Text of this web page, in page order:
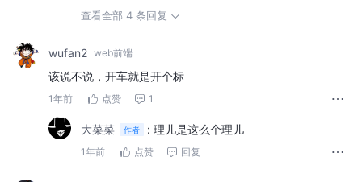
查看全部 4 条回复
wufan2 web前端
该说不说，开车就是开个标
1年前 点赞 1
大菜菜 作者 : 理儿是这么个理儿
1年前 点赞 回复